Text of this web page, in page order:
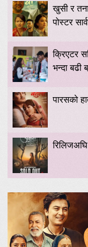
खुसी र
पोस्टर
क्रिएटर
भन्दा बढी
पारसको
रिलिजअघि